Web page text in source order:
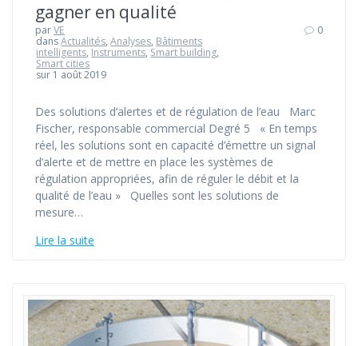
gagner en qualité
parVE
dansActualités,Analyses, Bâtiments
intelligents, Instruments, Smart building,
Smart cities
sur 1 août 2019
0
Des solutions d’alertes et de régulation de l’eau Marc
Fischer, responsable commercial Degré 5 « En temps
réel, les solutions sont en capacité d’émettre un signal
d’alerte et de mettre en place les systèmes de
régulation appropriées, afin de réguler le débit et la
qualité de l’eau » Quelles sont les solutions de
mesure…
Lire la suite